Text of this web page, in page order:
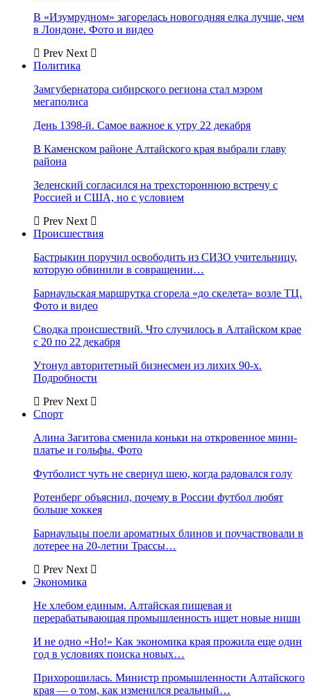
В «Изумрудном» загорелась новогодняя елка лучше, чем
в Лондоне. Фото и видео
Prev Next
Политика
Замгубернатора сибирского региона стал мэром
мегаполиса
День 1398-й. Самое важное к утру 22 декабря
В Каменском районе Алтайского края выбрали главу
района
Зеленский согласился на трехстороннюю встречу с
Россией и США, но с условием
Prev Next
Происшествия
Бастрыкин поручил освободить из СИЗО учительницу,
которую обвинили в совращении…
Барнаульская маршрутка сгорела «до скелета» возле ТЦ.
Фото и видео
Сводка происшествий. Что случилось в Алтайском крае
с 20 по 22 декабря
Утонул авторитетный бизнесмен из лихих 90-х.
Подробности
Prev Next
Спорт
Алина Загитова сменила коньки на откровенное мини-
платье и гольфы. Фото
Футболист чуть не свернул шею, когда радовался голу
Ротенберг объяснил, почему в России футбол любят
больше хоккея
Барнаульцы поели ароматных блинов и поучаствовали в
лотерее на 20-летии Трассы…
Prev Next
Экономика
Не хлебом единым. Алтайская пищевая и
перерабатывающая промышленность ищет новые ниши
И не одно «Но!» Как экономика края прожила еще один
год в условиях поиска новых…
Прихорошилась. Министр промышленности Алтайского
края — о том, как изменился реальный…